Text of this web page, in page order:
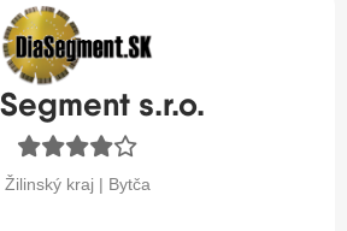
s.r.o.
Žilinský kraj | Bytča